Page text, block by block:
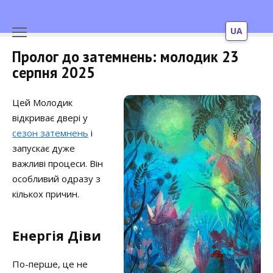
вмісту
UA
Пролог до затемнень: молодик 23
серпня 2025
Цей Молодик
відкриває двері у
сезон затемнень і
запускає дуже
важливі процеси. Він
особливий одразу з
кількох причин.
Енергія Діви
По-перше, це не